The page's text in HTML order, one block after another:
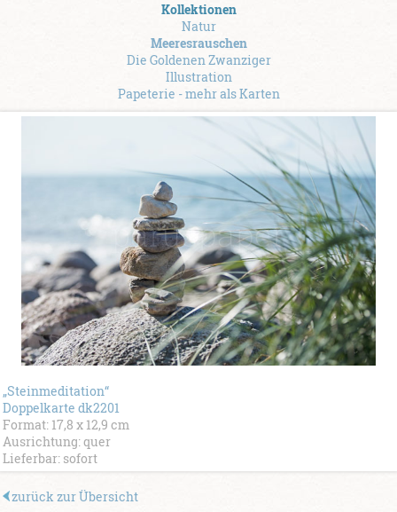
Kollektionen
Natur
Meeresrauschen
Die Goldenen Zwanziger
Illustration
Papeterie - mehr als Karten
„Steinmeditation“
Doppelkarte dk2201
Format: 17,8 x 12,9 cm
Ausrichtung: quer
Lieferbar: sofort
zurück zur Übersicht